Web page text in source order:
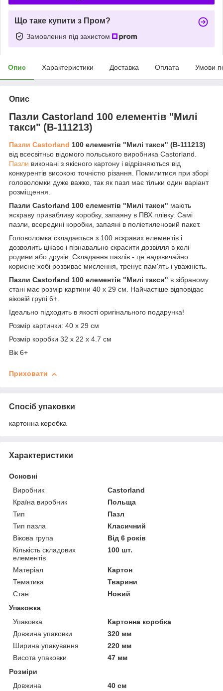
Що таке купити з Пром?
Замовлення під захистом
Опис Характеристики Доставка Оплата Умови
Опис
Пазли Castorland 100 елементів "Милі
такси" (B-111213)
Пазли Castorland 100 елементів "Милі такси" (B-111213)
від всесвітньо відомого польського виробника Castorland.
Пазли виконані з якісного картону і відрізняються від
конкурентів високою точністю різання. Помилитися при зборі
головоломки дуже важко, так як пазл має тільки один варіант
розміщення.
Пазли Castorland 100 елементів "Милі такси" мають
яскраву привабливу коробку, запаяну в ПВХ плівку. Самі
пазли, всередині коробки, запаяні в поліетиленовий пакет.
Головоломка складається з 100 яскравих елементів і
дозволить цікаво і пізнавально скрасити дозвілля в колі
родини або друзів. Складання пазлів - це надзвичайно
корисне хобі розвиває мислення, тренує пам'ять і уважність.
Пазли Castorland 100 елементів "Милі такси" в зібраному
стані має розмір картини 40 х 29 см. Найчастіше відповідає
віковій групі 6+.
Ідеально підходить в якості оригінального подарунка!
Розмір картинки: 40 х 29 см
Розмір коробки 32 x 22 x 4.7 см
Вік 6+
Приховати
Спосіб упаковки
картонна коробка
Характеристики
Основні
Виробник
Castorland
Країна виробник
Польща
Тип
Пазл
Тип пазла
Класичний
Вікова група
Від 6 років
Кількість складових
елементів
100 шт.
Матеріал
Картон
Тематика
Тварини
Стан
Новий
Упаковка
Упаковка
Картонна коробка
Довжина упаковки
320 мм
Ширина упакування
220 мм
Висота упаковки
47 мм
Розміри
Довжина
40 см